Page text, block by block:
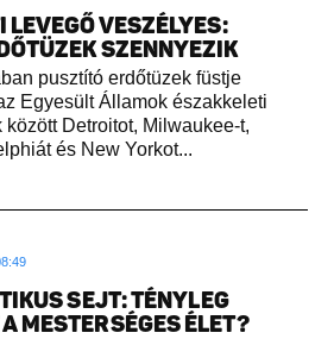
VESZÉLYES:
SZENNYEZIK
pusztító erdőtüzek füstje
Egyesült Államok északkeleti
Detroitot, Milwaukee-t,
és New Yorkot...
SEJT: TÉNYLEG
MESTERSÉGES ÉLET?